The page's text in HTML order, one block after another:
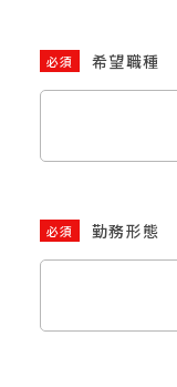
必須 希望職種
必須 勤務形態